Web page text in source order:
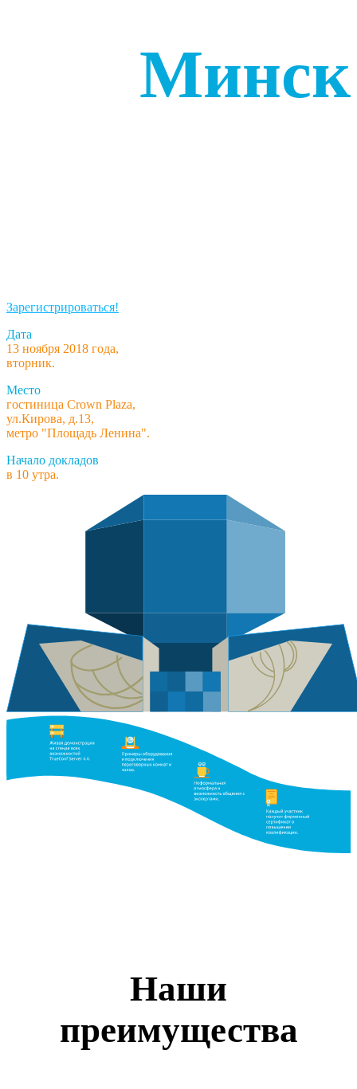
Минск
Зарегистрироваться!
Дата
13 ноября 2018 года,
вторник.
Место
гостиница Crown Plaza,
ул.Кирова, д.13,
метро "Площадь Ленина".
Начало докладов
в 10 утра.
Наши
преимущества